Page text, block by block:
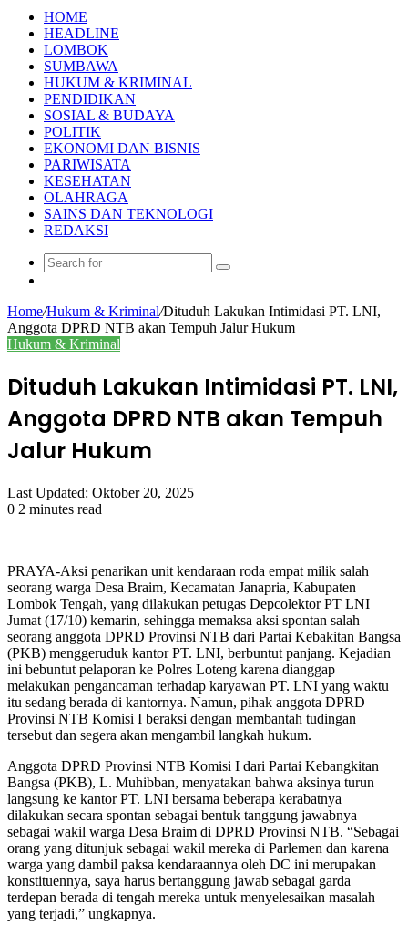
HOME
HEADLINE
LOMBOK
SUMBAWA
HUKUM & KRIMINAL
PENDIDIKAN
SOSIAL & BUDAYA
POLITIK
EKONOMI DAN BISNIS
PARIWISATA
KESEHATAN
OLAHRAGA
SAINS DAN TEKNOLOGI
REDAKSI
Search
Home/Hukum & Kriminal/Dituduh Lakukan Intimidasi PT. LNI,
Anggota DPRD NTB akan Tempuh Jalur Hukum
Hukum & Kriminal
Dituduh Lakukan Intimidasi PT. LNI,
Anggota DPRD NTB akan Tempuh
Jalur Hukum
Last Updated: Oktober 20, 2025
0 2 minutes read
PRAYA-Aksi penarikan unit kendaraan roda empat milik salah
seorang warga Desa Braim, Kecamatan Janapria, Kabupaten
Lombok Tengah, yang dilakukan petugas Depcolektor PT LNI
Jumat (17/10) kemarin, sehingga memaksa aksi spontan salah
seorang anggota DPRD Provinsi NTB dari Partai Kebakitan Bangsa
(PKB) menggeruduk kantor PT. LNI, berbuntut panjang. Kejadian
ini bebuntut pelaporan ke Polres Loteng karena dianggap
melakukan pengancaman terhadap karyawan PT. LNI yang waktu
itu sedang berada di kantornya. Namun, pihak anggota DPRD
Provinsi NTB Komisi I beraksi dengan membantah tudingan
tersebut dan segera akan mengambil langkah hukum.
Anggota DPRD Provinsi NTB Komisi I dari Partai Kebangkitan
Bangsa (PKB), L. Muhibban, menyatakan bahwa aksinya turun
langsung ke kantor PT. LNI bersama beberapa kerabatnya
dilakukan secara spontan sebagai bentuk tanggung jawabnya
sebagai wakil warga Desa Braim di DPRD Provinsi NTB. “Sebagai
orang yang ditunjuk sebagai wakil mereka di Parlemen dan karena
warga yang dambil paksa kendaraannya oleh DC ini merupakan
konstituennya, saya harus bertanggung jawab sebagai garda
terdepan berada di tengah mereka untuk menyelesaikan masalah
yang terjadi,” ungkapnya.